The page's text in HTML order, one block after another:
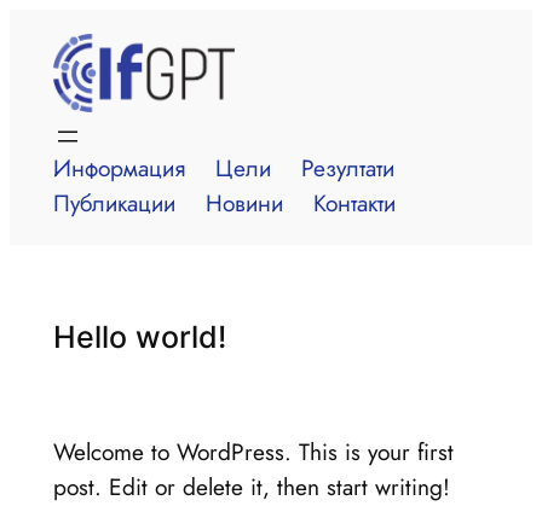
съдържанието
Информация Цели
Резултати
Публикации
Новини Контакти
Hello world!
Welcome to WordPress. This is your first
post. Edit or delete it, then start writing!